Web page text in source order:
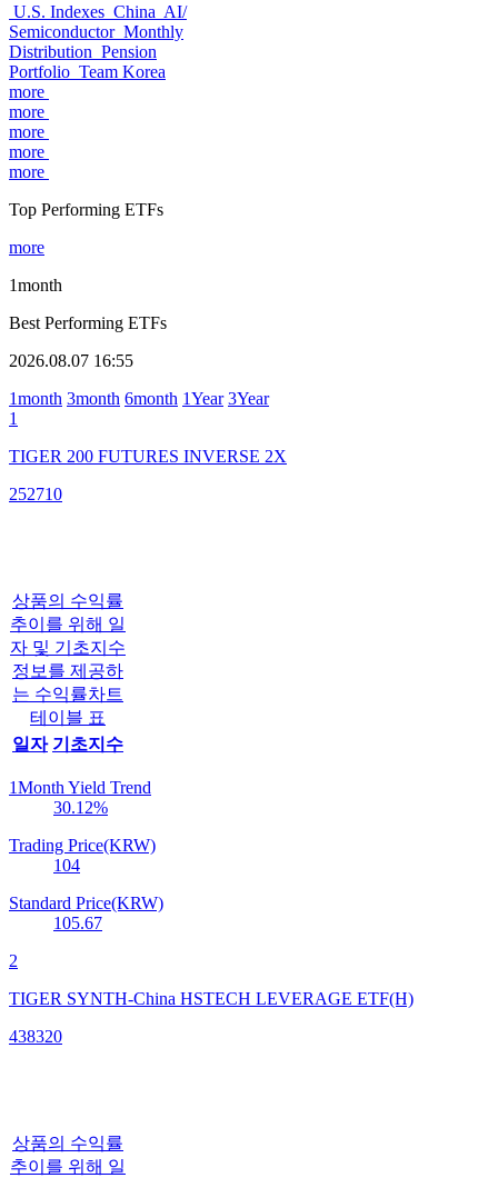
U.S. Indexes China AI/
Semiconductor Monthly
Distribution Pension
Portfolio Team Korea
more
more
more
more
more
Top Performing ETFs
more
1month
Best Performing ETFs
2026.08.07 16:55
1month 3month 6month 1Year 3Year
1
TIGER 200 FUTURES INVERSE 2X
252710
상품의 수익률
추이를 위해 일
자 및 기초지수
정보를 제공하
는 수익률차트
테이블 표
일자 기초지수
1Month Yield Trend
30.12%
Trading Price(KRW)
104
Standard Price(KRW)
105.67
2
TIGER SYNTH-China HSTECH LEVERAGE ETF(H)
438320
상품의 수익률
추이를 위해 일